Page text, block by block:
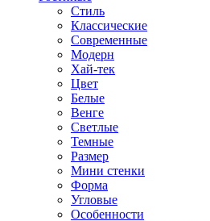
Стиль
Классические
Современные
Модерн
Хай-тек
Цвет
Белые
Венге
Светлые
Темные
Размер
Мини стенки
Форма
Угловые
Особенности